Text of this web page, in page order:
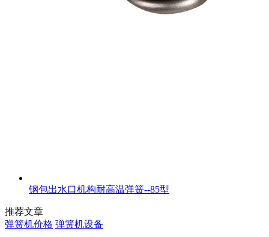
钢包出水口机构耐高温弹簧--85型
推荐文章
弹簧机价格 弹簧机设备